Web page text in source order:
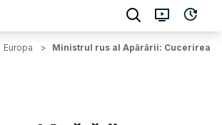
Europa > Ministrul rus al Apărării: Cucerirea